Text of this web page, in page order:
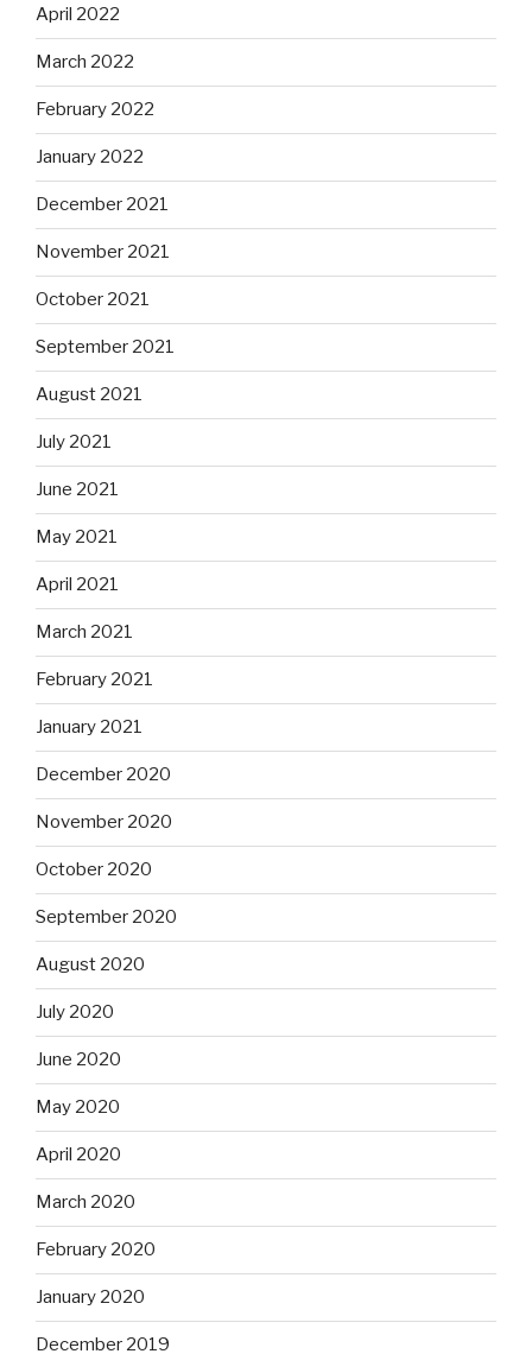
April 2022
March 2022
February 2022
January 2022
December 2021
November 2021
October 2021
September 2021
August 2021
July 2021
June 2021
May 2021
April 2021
March 2021
February 2021
January 2021
December 2020
November 2020
October 2020
September 2020
August 2020
July 2020
June 2020
May 2020
April 2020
March 2020
February 2020
January 2020
December 2019